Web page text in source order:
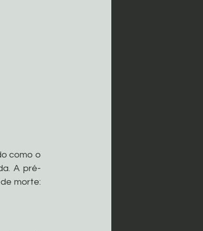
como o
A pré-
morte: